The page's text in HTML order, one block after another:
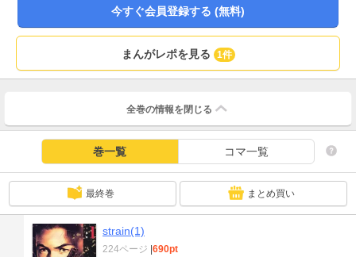
ーシアの暗黒街の組織の人間であり、またその背後には日本有数の企業グルー
プ“ＫＵＳＡＫＡ”の影があった……いったい、この母娘と“ＫＵＳＡＫＡ”とはど
今すぐ会員登録する (無料)
まんがレポを見る 1件
全巻の情報を 閉じる
巻一覧 コマ一覧
最終巻 まとめ買い
strain(1)
224ページ |690pt